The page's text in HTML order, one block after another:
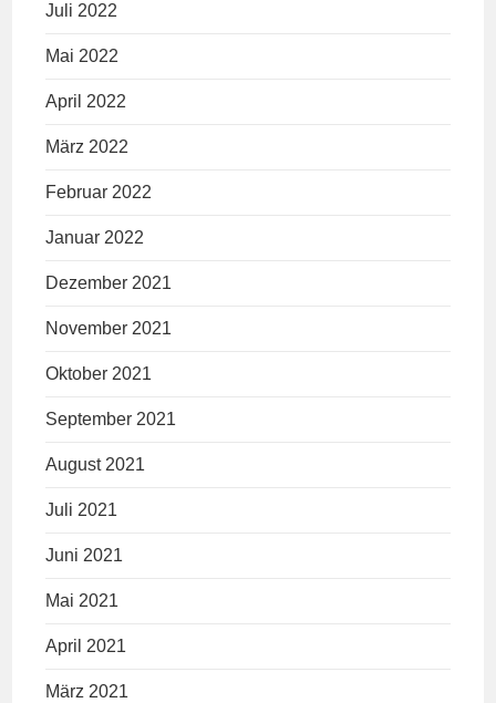
Juli 2022
Mai 2022
April 2022
März 2022
Februar 2022
Januar 2022
Dezember 2021
November 2021
Oktober 2021
September 2021
August 2021
Juli 2021
Juni 2021
Mai 2021
April 2021
März 2021